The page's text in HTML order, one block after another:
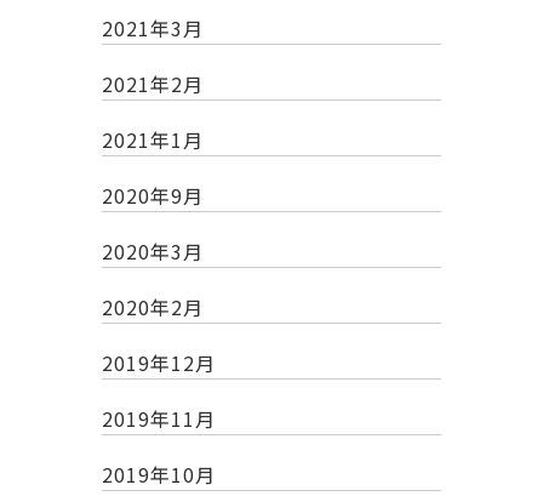
2021年3月
2021年2月
2021年1月
2020年9月
2020年3月
2020年2月
2019年12月
2019年11月
2019年10月